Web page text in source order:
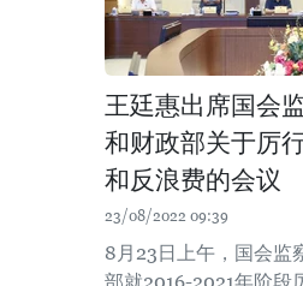
王廷惠出席国会
和财政部关于厉
和反浪费的会议
23/08/2022 09:39
8月23日上午，国会监